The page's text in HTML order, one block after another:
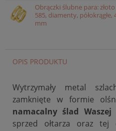
Obrączki ślubne para: złoto
585, diamenty, półokrągłe,
mm
OPIS PRODUKTU
Wytrzymały metal
zamknięte w formie
namacalny ślad Waszej
sprzed ołtarza oraz tej